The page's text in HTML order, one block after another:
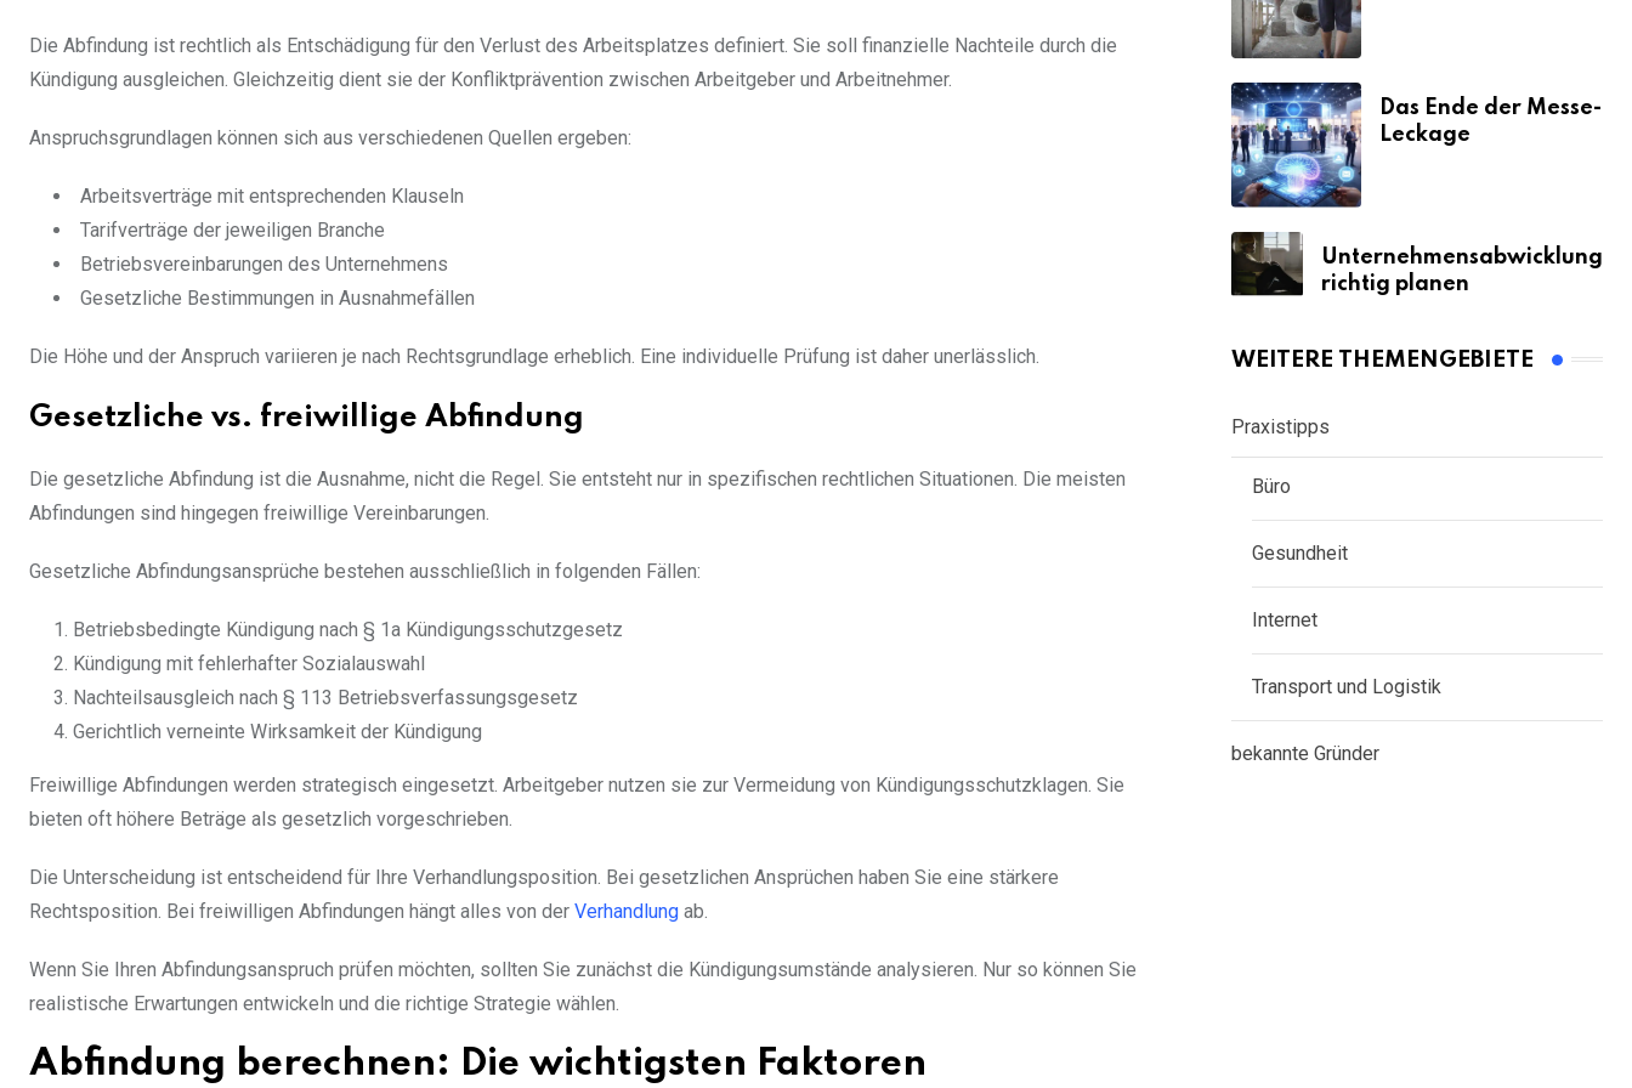
Die Abfindung ist rechtlich als Entschädigung für den Verlust des Arbeitsplatzes definiert. Sie soll finanzielle Nachteile durch die
Kündigung ausgleichen. Gleichzeitig dient sie der Konfliktprävention zwischen Arbeitgeber und Arbeitnehmer.
Anspruchsgrundlagen können sich aus verschiedenen Quellen ergeben:
Arbeitsverträge mit entsprechenden Klauseln
Tarifverträge der jeweiligen Branche
Betriebsvereinbarungen des Unternehmens
Gesetzliche Bestimmungen in Ausnahmefällen
Die Höhe und der Anspruch variieren je nach Rechtsgrundlage erheblich. Eine individuelle Prüfung ist daher unerlässlich.
Gesetzliche vs. freiwillige Abfindung
Die gesetzliche Abfindung ist die Ausnahme, nicht die Regel. Sie entsteht nur in spezifischen rechtlichen Situationen. Die meisten
Abfindungen sind hingegen freiwillige Vereinbarungen.
Gesetzliche Abfindungsansprüche bestehen ausschließlich in folgenden Fällen:
Betriebsbedingte Kündigung nach § 1a Kündigungsschutzgesetz
Kündigung mit fehlerhafter Sozialauswahl
Nachteilsausgleich nach § 113 Betriebsverfassungsgesetz
Gerichtlich verneinte Wirksamkeit der Kündigung
Freiwillige Abfindungen werden strategisch eingesetzt. Arbeitgeber nutzen sie zur Vermeidung von Kündigungsschutzklagen. Sie
bieten oft höhere Beträge als gesetzlich vorgeschrieben.
Die Unterscheidung ist entscheidend für Ihre Verhandlungsposition. Bei gesetzlichen Ansprüchen haben Sie eine stärkere
Rechtsposition. Bei freiwilligen Abfindungen hängt alles von der Verhandlung ab.
Wenn Sie Ihren Abfindungsanspruch prüfen möchten, sollten Sie zunächst die Kündigungsumstände analysieren. Nur so können Sie
realistische Erwartungen entwickeln und die richtige Strategie wählen.
Abfindung berechnen: Die wichtigsten Faktoren
Das Ende der Messe-
Leckage
Unternehmensabwicklung
richtig planen
WEITERE THEMENGEBIETE
Praxistipps
Büro
Gesundheit
Internet
Transport und Logistik
bekannte Gründer